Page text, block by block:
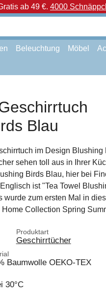
ab 49 €. 4000
Beleuchtung Möbel
Blau
im Design Blushing
sehen toll aus in Ihrer
Birds Blau, hier bei
ist "Tea Towel
wurde zum ersten Mal in
Collection Spring
Produktart
Geschirrtücher
Baumwolle OEKO-TEX
30°C